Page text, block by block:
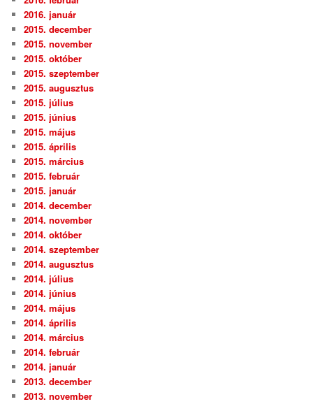
2016. január
2015. december
2015. november
2015. október
2015. szeptember
2015. augusztus
2015. július
2015. június
2015. május
2015. április
2015. március
2015. február
2015. január
2014. december
2014. november
2014. október
2014. szeptember
2014. augusztus
2014. július
2014. június
2014. május
2014. április
2014. március
2014. február
2014. január
2013. december
2013. november